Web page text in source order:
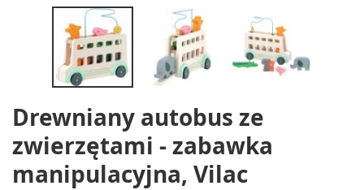
Drewniany autobus ze
zwierzętami - zabawka
manipulacyjna, Vilac